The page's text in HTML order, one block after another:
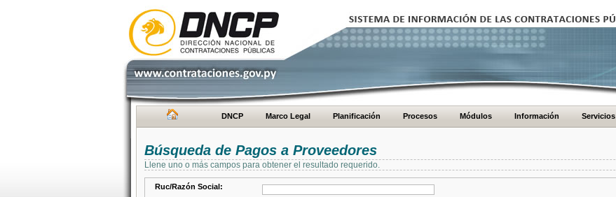
DNCP Marco Legal Planificación Procesos Módulos Información Servicios
Búsqueda de Pagos a Proveedores
Llene uno o más campos para obtener el resultado requerido.
Ruc/Razón Social: